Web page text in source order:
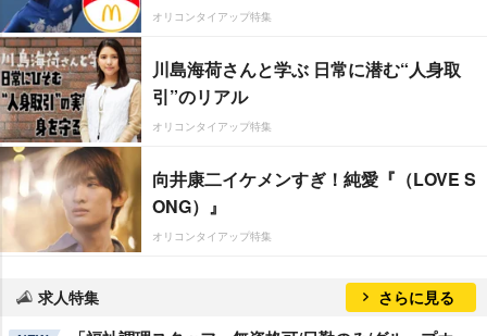
オリコンタイアップ特集
川島海荷さんと学ぶ 日常に潜む“人身取
引”のリアル
オリコンタイアップ特集
向井康二イケメンすぎ！純愛『（LOVE S
ONG）』
オリコンタイアップ特集
求人特集 さらに見る